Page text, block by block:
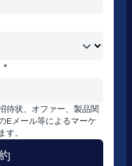
*
待状、オファー、製品関
Eメール等によるマーケ
す。